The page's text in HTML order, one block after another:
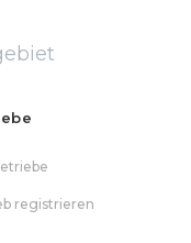
registrieren